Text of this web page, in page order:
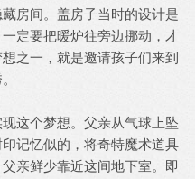
间。盖房子当时的设计是
定要把暖炉往旁边挪动，才
之一，就是邀请孩子们来到
个梦想。父亲从气球上坠
记忆似的，将奇特魔术道具
亲鲜少靠近这间地下室。即